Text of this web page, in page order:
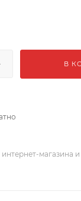
В
магазина